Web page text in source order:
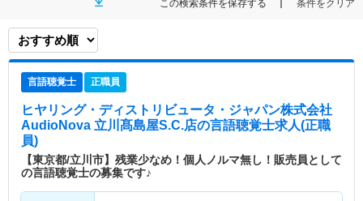
この検索条件を保存する 条件をクリア
言語聴覚士 正職員
ヒヤリング・ディストリビュータ・ジャパン株式会社
AudioNova 立川髙島屋S.C.店の言語聴覚士求人(正職
員)
【東京都/立川市】残業少なめ！個人ノルマ無し！販売員として
の言語聴覚士の募集です♪